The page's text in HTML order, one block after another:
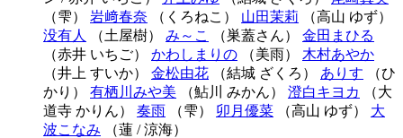
（雫） 岩﨑春奈 （くろねこ） 山田茉莉 （高山 ゆず）
没有人
（土屋樹） み～こ （巣蓋さん） 金田まひる
（赤井 いちご） かわしまりの （美雨） 木村あやか
（井上 すいか） 金松由花 （結城 ざくろ） ありす （ひ
かり） 有栖川みや美 （鮎川 みかん） 澄白キヨカ
（大
道寺 かりん） 奏雨 （雫） 卯月優菜 （高山 ゆず） 大
波こなみ （蓮 / 涼海）